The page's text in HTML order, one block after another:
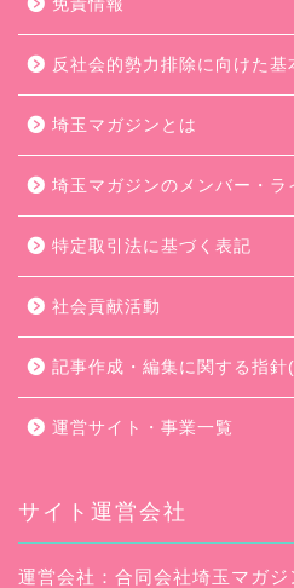
免責情報
反社会的勢力排除に向けた基
埼玉マガジンとは
埼玉マガジンのメンバー・ラ
特定取引法に基づく表記
社会貢献活動
記事作成・編集に関する指
運営サイト・事業一覧
サイト運営会社
運営会社：合同会社埼玉マガジ